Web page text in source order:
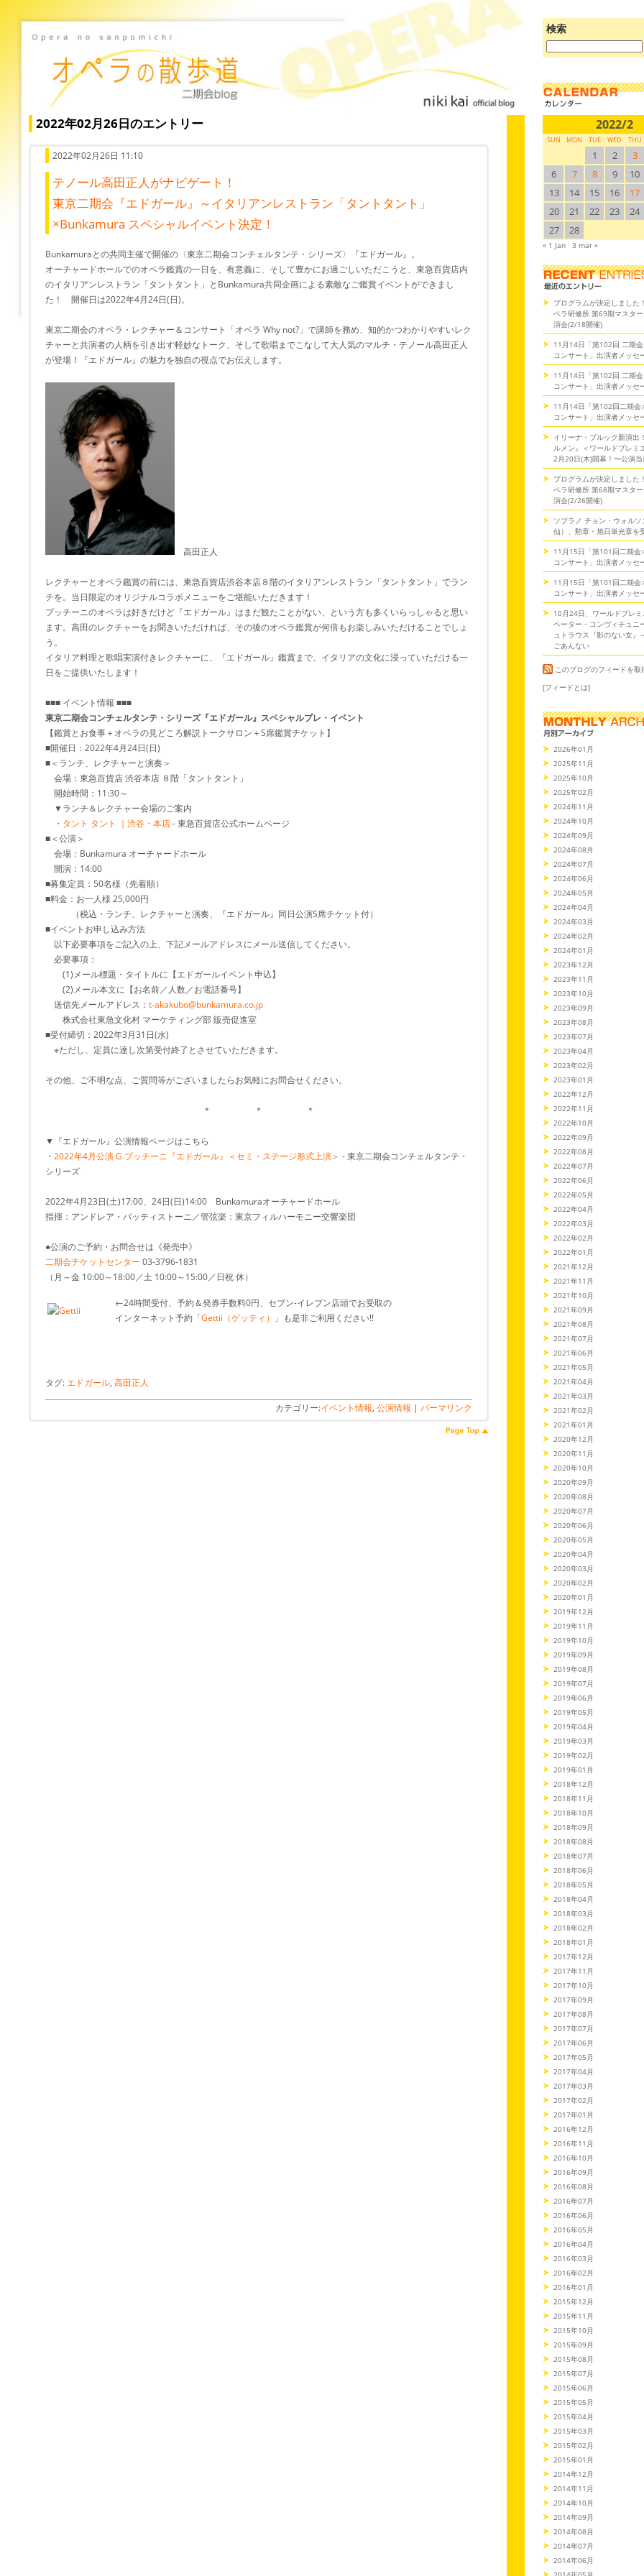
検索
ブ
ロ
検
索:
2022年02月26日のエントリー
2022年02月26日 11:10
テノール高田正人がナビゲート！
東京二期会『エドガール』～イタリアンレストラン「タントタント」
×Bunkamura スペシャルイベント決定！
Bunkamuraとの共同主催で開催の〈東京二期会コンチェルタンテ・シリーズ〉『エドガール』。
オーチャードホールでのオペラ鑑賞の一日を、有意義に、そして豊かにお過ごしいただこうと、東急百貨店内
のイタリアンレストラン「タントタント」とBunkamura共同企画による素敵なご鑑賞イベントができまし
た！ 開催日は2022年4月24日(日)。
東京二期会のオペラ・レクチャー＆コンサート「オペラ Why not?」で講師を務め、知的かつわかりやすいレク
チャーと共演者の人柄を引き出す軽妙なトーク、そして歌唱までこなして大人気のマルチ・テノール高田正人
が登場！『エドガール』の魅力を独自の視点でお伝えします。
高田正人
レクチャーとオペラ鑑賞の前には、東急百貨店渋谷本店８階のイタリアンレストラン「タントタント」でラン
チを。当日限定のオリジナルコラボメニューをご堪能いただきます！
プッチーニのオペラは好きだけど『エドガール』はまだ観たことがない、という方も多くいらっしゃると思い
ます。高田のレクチャーをお聞きいただければ、その後のオペラ鑑賞が何倍もお楽しみいただけることでしょ
う。
イタリア料理と歌唱実演付きレクチャーに、『エドガール』鑑賞まで、イタリアの文化に浸っていただける一
日をご提供いたします！
■■■ イベント情報 ■■■
東京二期会コンチェルタンテ・シリーズ『エドガール』スペシャルプレ・イベント
【鑑賞とお食事＋オペラの見どころ解説トークサロン＋S席鑑賞チケット】
■開催日：2022年4月24日(日)
■＜ランチ、レクチャーと演奏＞
会場：東急百貨店 渋谷本店 ８階「タントタント」
開始時間：11:30～
▼ランチ＆レクチャー会場のご案内
・ タント タント ｜渋谷・本店- 東急百貨店公式ホームページ
■＜公演＞
会場：Bunkamura オーチャードホール
開演：14:00
■募集定員：50名様（先着順）
■料金：お一人様 25,000円
（税込・ランチ、レクチャーと演奏、『エドガール』同日公演S席チケット付）
■イベントお申し込み方法
以下必要事項をご記入の上、下記メールアドレスにメール送信してください。
必要事項：
(1)メール標題・タイトルに【エドガールイベント申込】
(2)メール本文に【お名前／人数／お電話番号】
送信先メールアドレス： t-akakubo@bunkamura.co.jp
株式会社東急文化村 マーケティング部 販売促進室
■受付締切：2022年3月31日(水)
※ただし、定員に達し次第受付終了とさせていただきます。
その他、ご不明な点、ご質問等がございましたらお気軽にお問合せください。
＊ ＊ ＊
▼『エドガール』公演情報ページはこちら
・ 2022年4月公演 G.プッチーニ『エドガール』＜セミ・ステージ形式上演＞ - 東京二期会コンチェルタンテ・
シリーズ
2022年4月23日(土)17:00、24日(日)14:00 Bunkamuraオーチャードホール
指揮：アンドレア・バッティストーニ／管弦楽：東京フィルハーモニー交響楽団
●公演のご予約・お問合せは《発売中》
二期会チケットセンター 03-3796-1831
（月～金 10:00～18:00／土 10:00～15:00／日祝 休）
←24時間受付、予約＆発券手数料0円、セブン-イレブン店頭でお受取の
インターネット予約「Gettii（ゲッティ） 」も是非ご利用ください!!
タグ:エドガール, 高田正人
カテゴリー:イベント情報, 公演情報 | パーマリンク
2022/2
SUN MON TUE WED THU
1 2
3
6
7 8 9
10
13
14 15 16
17
20
21 22 23
24
27
28
« 1 Jan 3 mar »
プログラムが決定しました
ペラ研修所 第69期マスタ
演会(2/18開催)
11月14日「第102回 二期
コンサート」出演者メッセ
11月14日「第102回 二期
コンサート」出演者メッセ
11月14日「第102回二期会
コンサート」出演者メッセ
イリーナ・ブルック新演出
ルメン』＜ワールドプレミ
2月20日(木)開幕！〜公演
プログラムが決定しました
ペラ研修所 第68期マスタ
演会(2/26開催)
ソプラノ チョン・ウォルソ
仙）、勲章・旭日単光章を
11月15日「第101回二期会
コンサート」出演者メッセ
11月15日「第101回二期会
コンサート」出演者メッセ
10月24日、ワールドプレ
ペーター・コンヴィチュニ
ュトラウス『影のない女』
ごあんない
このブログのフィードを取
[フィードとは]
2026年01月
2025年11月
2025年10月
2025年02月
2024年11月
2024年10月
2024年09月
2024年08月
2024年07月
2024年06月
2024年05月
2024年04月
2024年03月
2024年02月
2024年01月
2023年12月
2023年11月
2023年10月
2023年09月
2023年08月
2023年07月
2023年04月
2023年02月
2023年01月
2022年12月
2022年11月
2022年10月
2022年09月
2022年08月
2022年07月
2022年06月
2022年05月
2022年04月
2022年03月
2022年02月
2022年01月
2021年12月
2021年11月
2021年10月
2021年09月
2021年08月
2021年07月
2021年06月
2021年05月
2021年04月
2021年03月
2021年02月
2021年01月
2020年12月
2020年11月
2020年10月
2020年09月
2020年08月
2020年07月
2020年06月
2020年05月
2020年04月
2020年03月
2020年02月
2020年01月
2019年12月
2019年11月
2019年10月
2019年09月
2019年08月
2019年07月
2019年06月
2019年05月
2019年04月
2019年03月
2019年02月
2019年01月
2018年12月
2018年11月
2018年10月
2018年09月
2018年08月
2018年07月
2018年06月
2018年05月
2018年04月
2018年03月
2018年02月
2018年01月
2017年12月
2017年11月
2017年10月
2017年09月
2017年08月
2017年07月
2017年06月
2017年05月
2017年04月
2017年03月
2017年02月
2017年01月
2016年12月
2016年11月
2016年10月
2016年09月
2016年08月
2016年07月
2016年06月
2016年05月
2016年04月
2016年03月
2016年02月
2016年01月
2015年12月
2015年11月
2015年10月
2015年09月
2015年08月
2015年07月
2015年06月
2015年05月
2015年04月
2015年03月
2015年02月
2015年01月
2014年12月
2014年11月
2014年10月
2014年09月
2014年08月
2014年07月
2014年06月